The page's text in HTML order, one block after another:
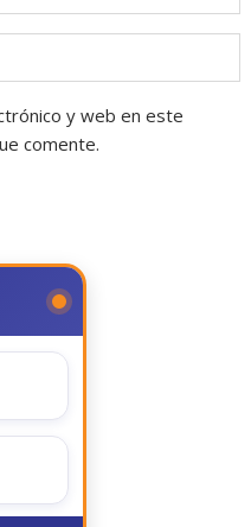
y web en este
comente.